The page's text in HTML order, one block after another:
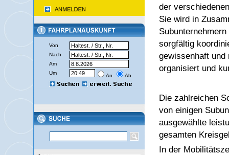
Von
Nach
Am
Um
An Ab
der
Sie wird in
sorgfältig
gewissenhaft und
organisiert und
Die zahlreichen
von einigen
ausgewählte
gesamten
In der